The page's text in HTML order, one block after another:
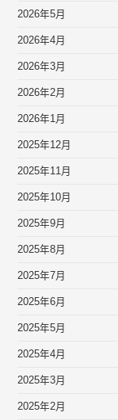
2026年5月
2026年4月
2026年3月
2026年2月
2026年1月
2025年12月
2025年11月
2025年10月
2025年9月
2025年8月
2025年7月
2025年6月
2025年5月
2025年4月
2025年3月
2025年2月